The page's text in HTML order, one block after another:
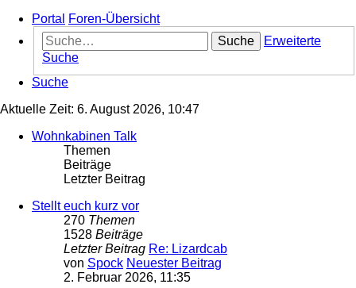
Portal
Foren-Übersicht
Suche
Erweiterte
Suche
Suche
Aktuelle Zeit: 6. August 2026, 10:47
Wohnkabinen Talk
Themen
Beiträge
Letzter Beitrag
Stellt euch kurz vor
270 Themen
1528 Beiträge
Letzter Beitrag Re: Lizardcab
von Spock Neuester Beitrag
2. Februar 2026, 11:35